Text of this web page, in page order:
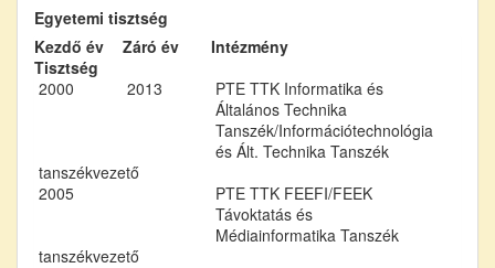
Egyetemi tisztség
Kezdő év
Záró év
Intézmény
Tisztség
2000
2013
PTE TTK Informatika és
Általános Technika
Tanszék/Információtechnológia
és Ált. Technika Tanszék
tanszékvezető
2005
PTE TTK FEEFI/FEEK
Távoktatás és
Médiainformatika Tanszék
tanszékvezető